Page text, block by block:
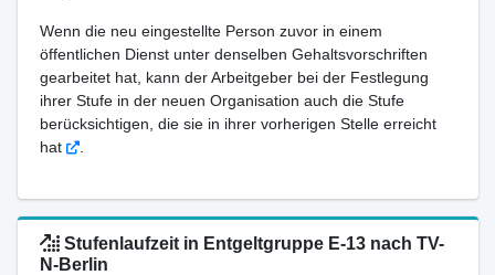
Wenn die neu eingestellte Person zuvor in einem
öffentlichen Dienst unter denselben Gehaltsvorschriften
gearbeitet hat, kann der Arbeitgeber bei der Festlegung
ihrer Stufe in der neuen Organisation auch die Stufe
berücksichtigen, die sie in ihrer vorherigen Stelle erreicht
hat
.
Stufenlaufzeit in Entgeltgruppe E-13 nach TV-
N-Berlin